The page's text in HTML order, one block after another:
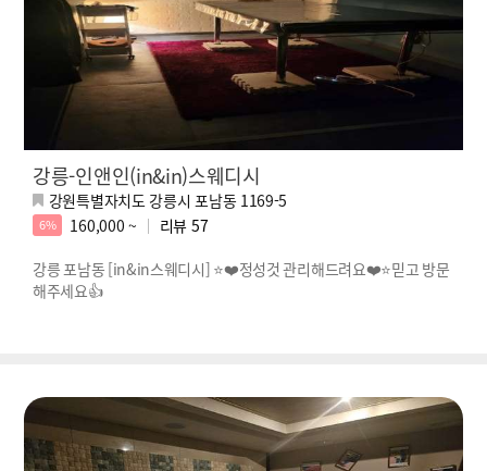
강릉-인앤인(in&in)스웨디시
강원특별자치도 강릉시 포남동 1169-5
6% 160,000 ~ 리뷰 57
강릉 포남동 [in&in스웨디시] ⭐❤️정성것 관리해드려요❤️⭐믿고 방문
해주세요👍